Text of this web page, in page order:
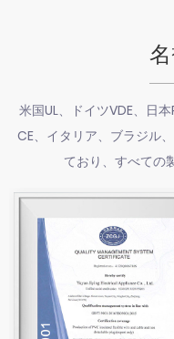
米国UL、ドイツVDE、日本
CE、イタリア、ブラジル
ており、すべての